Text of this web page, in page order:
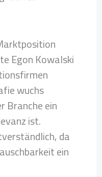
Egon Kowalski
wuchs
Branche ein
ist.
da
ein